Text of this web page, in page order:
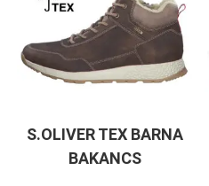
S.OLIVER TEX BARNA
BAKANCS